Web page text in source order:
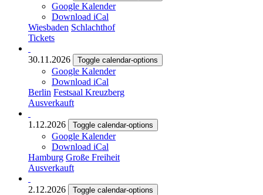
Google Kalender
Download iCal
Wiesbaden Schlachthof
Tickets
30.11.2026 Toggle calendar-options
Google Kalender
Download iCal
Berlin Festsaal Kreuzberg
Ausverkauft
1.12.2026 Toggle calendar-options
Google Kalender
Download iCal
Hamburg Große Freiheit
Ausverkauft
2.12.2026 Toggle calendar-options